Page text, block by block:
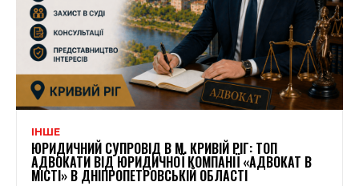
ІНШЕ
ЮРИДИЧНИЙ СУПРОВІД В М. КРИВІЙ РІГ: ТОП
АДВОКАТИ ВІД ЮРИДИЧНОЇ КОМПАНІЇ «АДВОКАТ В
МІСТІ» В ДНІПРОПЕТРОВСЬКІЙ ОБЛАСТІ